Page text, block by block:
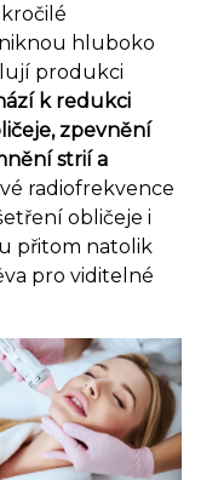
hluboko
produkci
k redukci
zpevnění
strií a
radiofrekvence
obličeje i
přitom natolik
pro viditelné